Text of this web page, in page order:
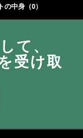
の中身（0）
て、
受け取